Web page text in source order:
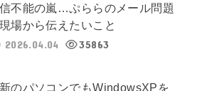
不能の嵐…ぷららのメール問題
場から伝えたいこと
2026.04.04
35863
のパソコンでもWindowsXPを